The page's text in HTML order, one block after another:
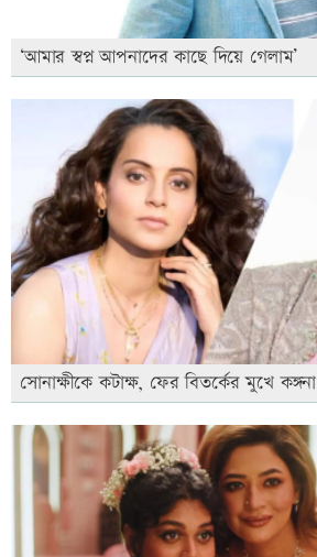
‘আমার স্বপ্ন আপনাদের কাছে দিয়ে গেলাম’
সোনাক্ষীকে কটাক্ষ, ফের বিতর্কের মুখে কঙ্গনা